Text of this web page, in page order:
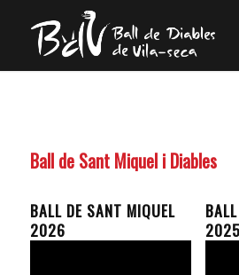
Ball de Sant Miquel i Diables
BALL DE SANT MIQUEL
2026
2025